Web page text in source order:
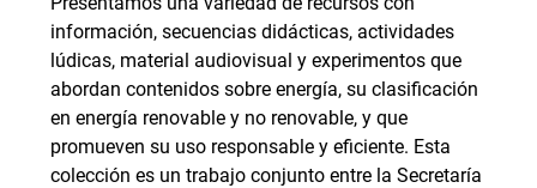
información, secuencias didácticas, actividades
lúdicas, material audiovisual y experimentos que
abordan contenidos sobre energía, su clasificación
en energía renovable y no renovable, y que
promueven su uso responsable y eficiente. Esta
colección es un trabajo conjunto entre la Secretaría